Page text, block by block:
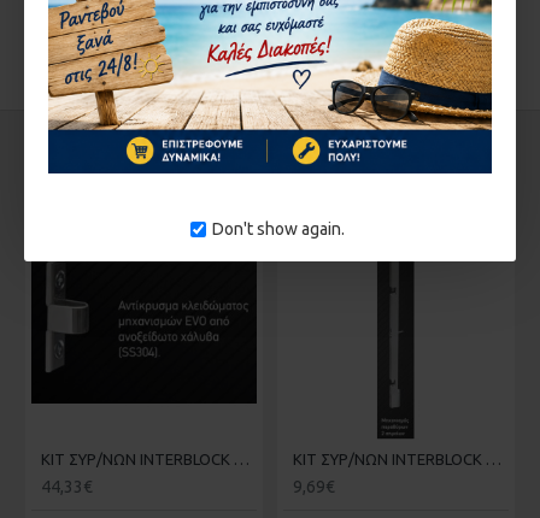
Don't show again.
ΕΤΙΚΈΤΕΣ: INTERBLOCK EVO
ΑΠΌ ΤΟΝ ΊΔΙΟ ΚΑΤΑΣΚΕΥΑΣΤΉ ΣΤΗΝ ΄ΙΔΙΑ ΚΑΤΗΓΟΡΊΑ
ΚΙΤ ΣΥΡ/ΝΩΝ INTERBLOCK EVO D4 4ΣΗΜΕΙΩΝ ΠΟΡΤΑΣ ΓΙΑ ΟΛΕΣ ΤΙΣ ΣΕΙΡΕΣ ΑΛΟΥΜΙΝΙΟΥ
44,33€
ΚΙΤ ΣΥΡ/ΝΩΝ INTERBLOCK EVO W1 1ΣΗΜΕΙOY ΠΑΡΑΘΥΡΟΥ ΓΙΑ ΟΛΕΣ ΤΙΣ ΣΕΙΡΕΣ ΑΛΟΥΜΙΝΙΟΥ
9,69€